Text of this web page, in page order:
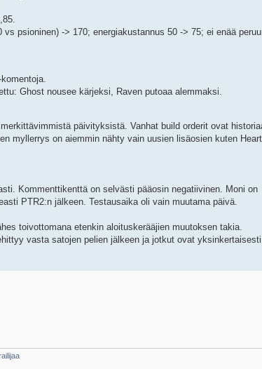
psioninen) -> 170; energiakustannus 50 -> 75; ei enää
Ghost nousee kärjeksi, Raven putoaa alemmaksi.
päivityksistä. Vanhat build orderit ovat
myllerrys on aiemmin nähty vain uusien lisäosien kuten
Kommenttikenttä on selvästi pääosin negatiivinen. Moni on
PTR2:n jälkeen. Testausaika oli vain muutama päivä.
toivottomana etenkin aloituskerääjien muutoksen takia.
vasta satojen pelien jälkeen ja jotkut ovat yksinkertaisesti